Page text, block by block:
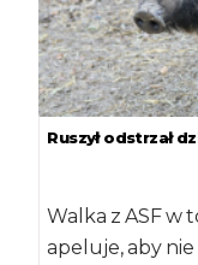
Ruszył odstrzał
Walka z ASF w
apeluje, aby